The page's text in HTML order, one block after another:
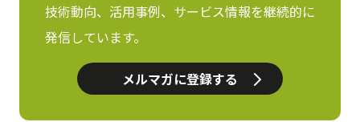
技術動向、活用事例、サービス情報を継続的に
発信しています。
メルマガに登録する